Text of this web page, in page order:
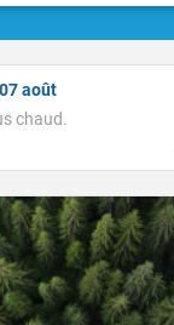
août
chaud.